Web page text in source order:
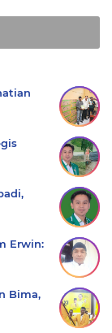
Erwin:
Bima,